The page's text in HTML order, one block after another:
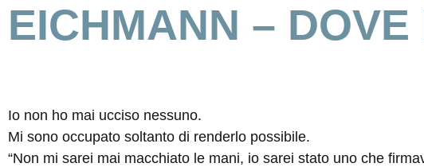
EICHMANN –
Io non ho mai ucciso nessuno.
Mi sono occupato soltanto di renderlo possibile.
“Non mi sarei mai macchiato le mani, io sarei stato uno che